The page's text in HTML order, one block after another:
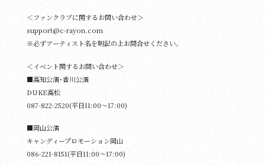
＜ファンクラブに関するお問い合わせ＞
support@c-rayon.com
※必ずアーティスト名を明記の上お問合せください。
＜イベント関するお問い合わせ＞
■高知公演・香川公演
DUKE⾼松
087-822-2520(平⽇11:00〜17:00)
■岡山公演
キャンディープロモーション岡⼭
086-221-8151(平⽇11:00〜17:00)